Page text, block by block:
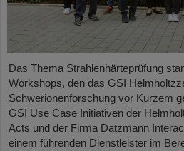
Das Thema Strahlenhärteprüfung
Workshops, den das GSI
Schwerionenforschung vor Kurzem
GSI Use Case Initiativen der
Acts und der Firma Datzmann
einem führenden Dienstleister im